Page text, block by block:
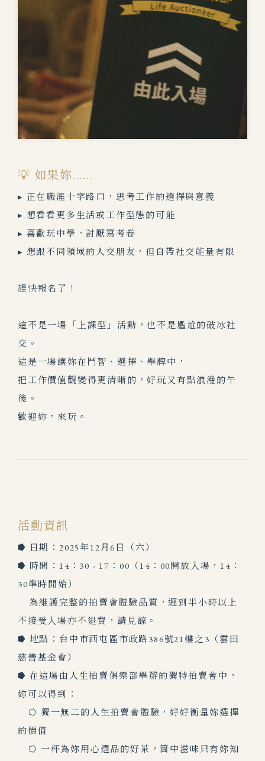
💡 如果妳......
▸ 正在職涯十字路口，思考工作的選擇與意義
▸ 想看看更多生活或工作型態的可能
▸ 喜歡玩中學，討厭寫考卷
▸ 想跟不同領域的人交朋友，但自帶社交能量有限
趕快報名了！
這不是一場「上課型」活動，也不是尷尬的破冰社
交。
這是一場讓妳在鬥智、選擇、舉牌中，
把工作價值觀變得更清晰的，好玩又有點浪漫的午
後。
歡迎妳，來玩。
活動資訊
⭓ 日期：2025年12月6日（六）
⭓ 時間：14：30 - 17：00（14：00開放入場，14：
30準時開始）
為維護完整的拍賣會體驗品質，遲到半小時以上
不接受入場亦不退費，請見諒。
⭓ 地點：台中市西屯區市政路386號21樓之3（雲田
慈善基金會）
⭓ 在這場由人生拍賣俱樂部舉辦的獨特拍賣會中，
妳可以得到：
⭔ 獨一無二的人生拍賣會體驗，好好衡量妳選擇
的價值
⭔ 一杯為妳用心選品的好茶，箇中滋味只有妳知